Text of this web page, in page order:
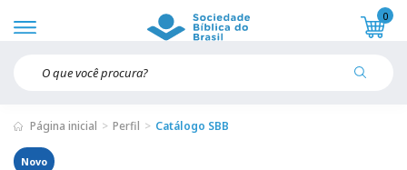
0
Página inicial Perfil Catálogo SBB
Novo